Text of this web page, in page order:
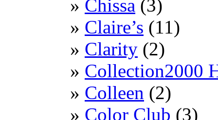
Chissa (3)
Claire’s (11)
Clarity (2)
Collection2000
Colleen (2)
Color Club (3)